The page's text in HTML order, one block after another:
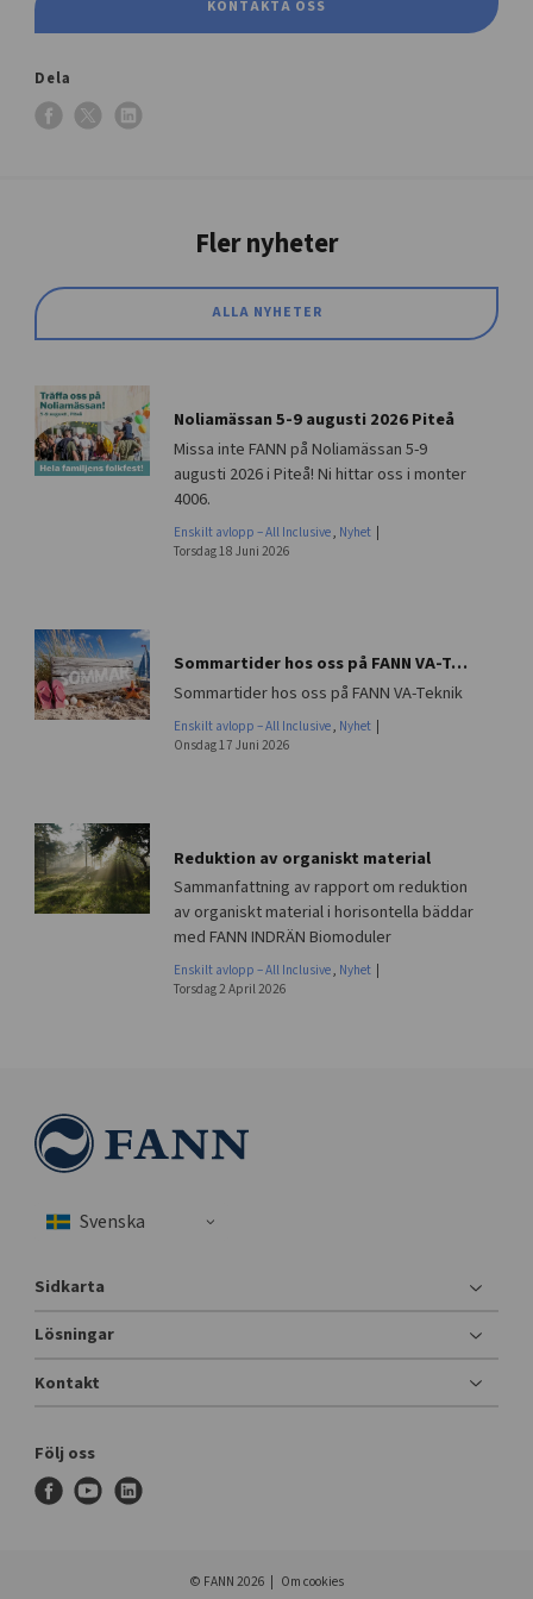
KONTAKTA OSS
Dela
Fler nyheter
ALLA NYHETER
Noliamässan 5-9 augusti 2026 Piteå
Missa inte FANN på Noliamässan 5-9
augusti 2026 i Piteå! Ni hittar oss i monter
4006.
Enskilt avlopp – All Inclusive, Nyhet
Torsdag 18 Juni 2026
Sommartider hos oss på FANN VA-Teknik
Sommartider hos oss på FANN VA-Teknik
Enskilt avlopp – All Inclusive, Nyhet
Onsdag 17 Juni 2026
Reduktion av organiskt material
Sammanfattning av rapport om reduktion
av organiskt material i horisontella bäddar
med FANN INDRÄN Biomoduler
Enskilt avlopp – All Inclusive, Nyhet
Torsdag 2 April 2026
Sidkarta
Lösningar
Kontakt
Följ oss
f
y
l
© FANN 2026 Om cookies